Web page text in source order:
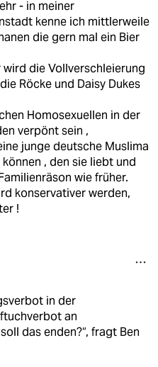
- in meiner
kenne ich mittlerweile
die gern mal ein Bier
die Vollverschleierung
Röcke und Daisy Dukes
Homosexuellen in der
verpönt sein ,
junge deutsche Muslima
, den sie liebt und
wie früher.
konservativer werden,
!
in der
an
das enden?“, fragt Ben